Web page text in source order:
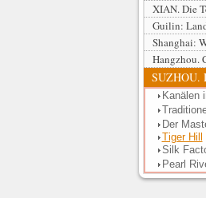
XIAN. Die
Guilin:
Shanghai:
Hangzhou.
SUZHOU.
Kanälen
Der
Tiger Hill
Silk
Pearl